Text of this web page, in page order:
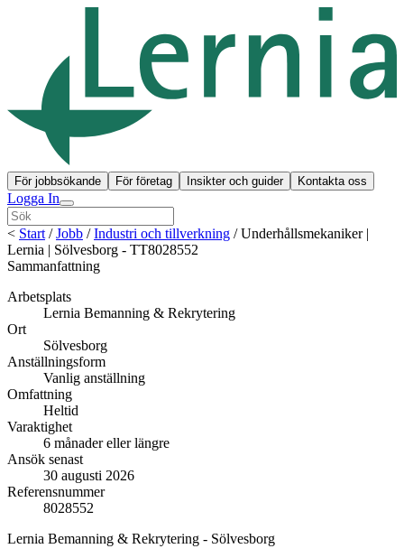
För jobbsökande För företag Insikter och guider Kontakta oss
Logga In
< Start /Jobb /Industri och tillverkning /Underhållsmekaniker |
Lernia | Sölvesborg - TT8028552
Sammanfattning
Arbetsplats
Lernia Bemanning & Rekrytering
Ort
Sölvesborg
Anställningsform
Vanlig anställning
Omfattning
Heltid
Varaktighet
6 månader eller längre
Ansök senast
30 augusti 2026
Referensnummer
8028552
Lernia Bemanning & Rekrytering - Sölvesborg